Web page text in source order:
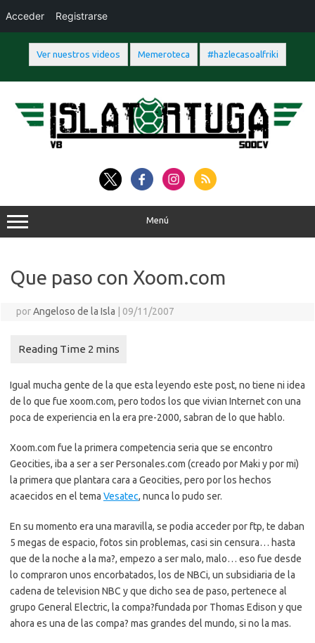
Ver nuestros videos Memeroteca #hazlecasoalfriki
contenido
Menú
Que paso con Xoom.com
porAngeloso de la Isla 09/11/2007
Igual mucha gente de la que esta leyendo este post, no tiene ni idea
de lo que fue xoom.com, pero todos los que vivian Internet con una
poca de experiencia en la era pre-2000, sabran de lo que hablo.
Xoom.com fue la primera competencia seria que se encontro
Geocities, iba a ser a ser Personales.com (creado por Maki y por mi)
la primera que plantara cara a Geocities, pero por los hechos
acaecidos en el tema Vesatec, nunca lo pudo ser.
En su momento era una maravilla, se podia acceder por ftp, te daban
5 megas de espacio, fotos sin problemas, casi sin censura… hasta
que de la noche a la ma?, empezo a ser malo, malo… eso fue desde
lo compraron unos encorbatados, los de NBCi, un subsidiaria de la
cadena de television NBC y que dicho sea de paso, pertenece al
grupo General Electric, la compa?fundada por Thomas Edison y que
ahora es una de las compa? mas grandes del mundo, si no la mas.
Acceder Registrarse